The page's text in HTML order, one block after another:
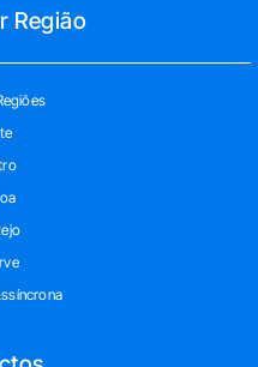
Região